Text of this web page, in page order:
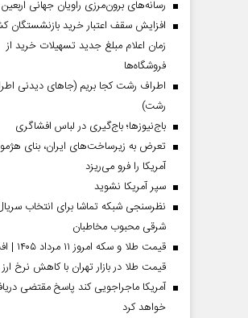
رسانه‌های برون‌مرزی راویان جهانی اربعین
افزایش سقف اعتبار خرید بازنشستگان
زمان اعلام مبلغ جدید تسهیلات خرید از
فروشگاه‌ها
اطراف رشت کجا بریم (جاهای دیدنی
رشت)
باج‌نیوزها؛ باج‌گیری در لباس افشاگری
تعرض به زیرساخت‌های ایران، بنای
آمریکا را فرو می‌ریزد
سپر آمریکا نشوید
نظرسنجی شبکه تماشا برای انتخاب
شرقی محبوب مخاطبان
قیمت طلا و سکه
قیمت طلا در بازار تهران با کاهش نرخ ارز
آمریکا ماجراجویی کند پاسخ مقتضی
خواهد کرد